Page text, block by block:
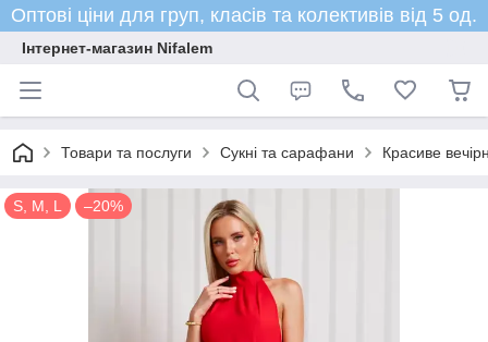
Оптові ціни для груп, класів та колективів від 5 од.
Інтернет-магазин Nifalem
Товари та послуги Сукні та сарафани Красиве
S, M, L –20%